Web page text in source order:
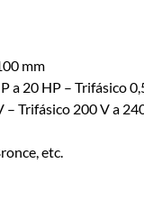
mm
a 20 HP – Trifásico
– Trifásico 200 V a
etc.